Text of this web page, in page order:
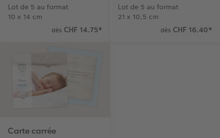
Lot de 5 au format
10 x 14 cm
dès CHF 14.75*
Lot de 5 au format
21 x 10,5 cm
dès CHF 16.40*
Carte carrée